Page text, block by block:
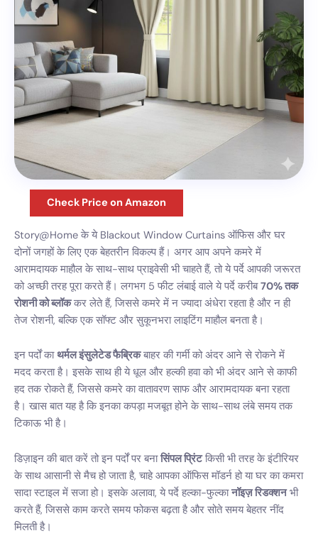
Check Price on Amazon
Story@Home के ये Blackout Window Curtains ऑफिस और घर
दोनों जगहों के लिए एक बेहतरीन विकल्प हैं। अगर आप अपने कमरे में
आरामदायक माहौल के साथ-साथ प्राइवेसी भी चाहते हैं, तो ये पर्दे आपकी जरूरत
को अच्छी तरह पूरा करते हैं। लगभग 5 फीट लंबाई वाले ये पर्दे करीब70% तक
रोशनी को ब्लॉककर लेते हैं, जिससे कमरे में न ज्यादा अंधेरा रहता है और न ही
तेज रोशनी, बल्कि एक सॉफ्ट और सुकूनभरा लाइटिंग माहौल बनता है।
इन पर्दों काथर्मल इंसुलेटेड फैब्रिकबाहर की गर्मी को अंदर आने से रोकने में
मदद करता है। इसके साथ ही ये धूल और हल्की हवा को भी अंदर आने से काफी
हद तक रोकते हैं, जिससे कमरे का वातावरण साफ और आरामदायक बना रहता
है। खास बात यह है कि इनका कपड़ा मजबूत होने के साथ-साथ लंबे समय तक
टिकाऊ भी है।
डिज़ाइन की बात करें तो इन पर्दों पर बनासिंपल प्रिंटकिसी भी तरह के इंटीरियर
के साथ आसानी से मैच हो जाता है, चाहे आपका ऑफिस मॉडर्न हो या घर का कमरा
सादा स्टाइल में सजा हो। इसके अलावा, ये पर्दे हल्का-फुल्कानॉइज़ रिडक्शनभी
करते हैं, जिससे काम करते समय फोकस बढ़ता है और सोते समय बेहतर नींद
मिलती है।